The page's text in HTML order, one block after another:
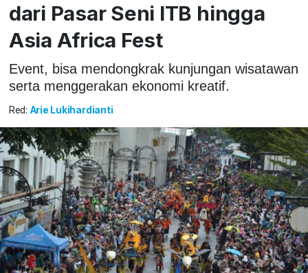
dari Pasar Seni ITB hingga
Asia Africa Fest
Event, bisa mendongkrak kunjungan wisatawan
serta menggerakan ekonomi kreatif.
Red: Arie Lukihardianti